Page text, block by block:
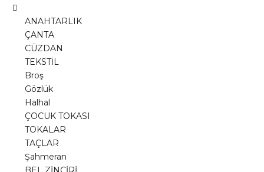
ANAHTARLIK
ÇANTA
CÜZDAN
TEKSTİL
Broş
Gözlük
Halhal
ÇOCUK TOKASI
TOKALAR
TAÇLAR
Şahmeran